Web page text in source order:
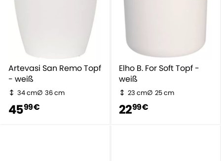
Artevasi San Remo Topf
- weiß
34 cm 36 cm
4599 €
Elho B. For Soft Topf -
weiß
23 cm 25 cm
2299 €